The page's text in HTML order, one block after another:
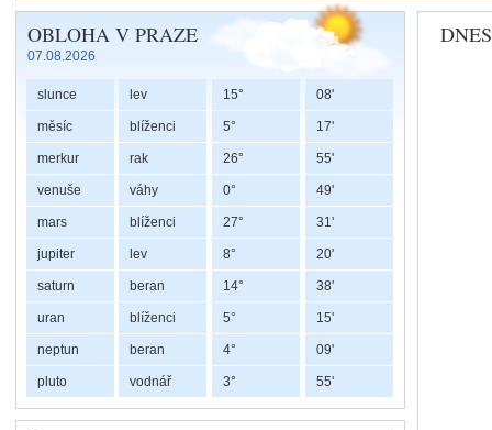
Lunární uzly a duchovní náprava
OBLOHA V PRAZE
07.08.2026
slunce lev 15° 08'
měsíc blíženci 5° 17'
merkur rak 26° 55'
venuše váhy 0° 49'
mars blíženci 27° 31'
jupiter lev 8° 20'
saturn beran 14° 38'
uran blíženci 5° 15'
neptun beran 4° 09'
pluto vodnář 3° 55'